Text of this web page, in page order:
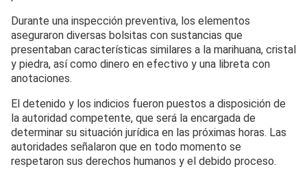
Durante una inspección preventiva, los elementos
aseguraron diversas bolsitas con sustancias que
presentaban características similares a la marihuana, cristal
y piedra, así como dinero en efectivo y una libreta con
anotaciones.
El detenido y los indicios fueron puestos a disposición de
la autoridad competente, que será la encargada de
determinar su situación jurídica en las próximas horas. Las
autoridades señalaron que en todo momento se
respetaron sus derechos humanos y el debido proceso.